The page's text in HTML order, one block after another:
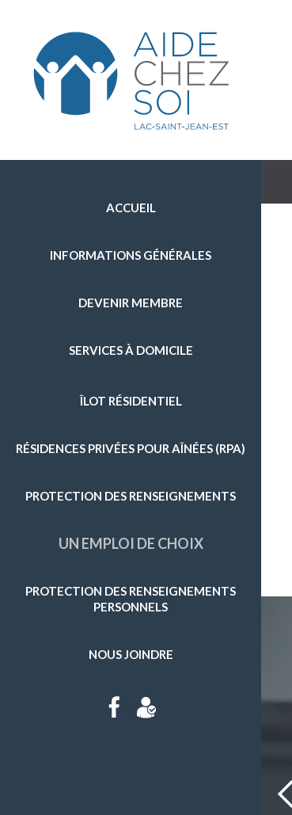
ACCUEIL
INFORMATIONS GÉNÉRALES
DEVENIR MEMBRE
SERVICES À DOMICILE
PRÉPARATION DE REPAS
APPROVISIONNEMENT ET AUTRES COURSES
ÎLOT RÉSIDENTIEL
RÉSIDENCES PRIVÉES POUR AÎNÉES (RPA)
PROTECTION DES RENSEIGNEMENTS
UN EMPLOI DE CHOIX
PROTECTION DES RENSEIGNEMENTS
PERSONNELS
NOUS JOINDRE
FACEBOOK